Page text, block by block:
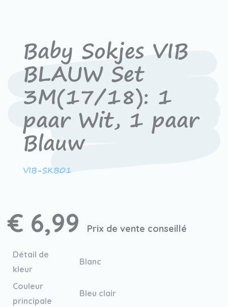
Baby Sokjes VIB
BLAUW Set
3M(17/18): 1
paar Wit, 1 paar
Blauw
VIB-SKB01
€ 6,99 Prix de vente conseillé
Détail de
kleur
Blanc
Couleur
principale
Bleu clair